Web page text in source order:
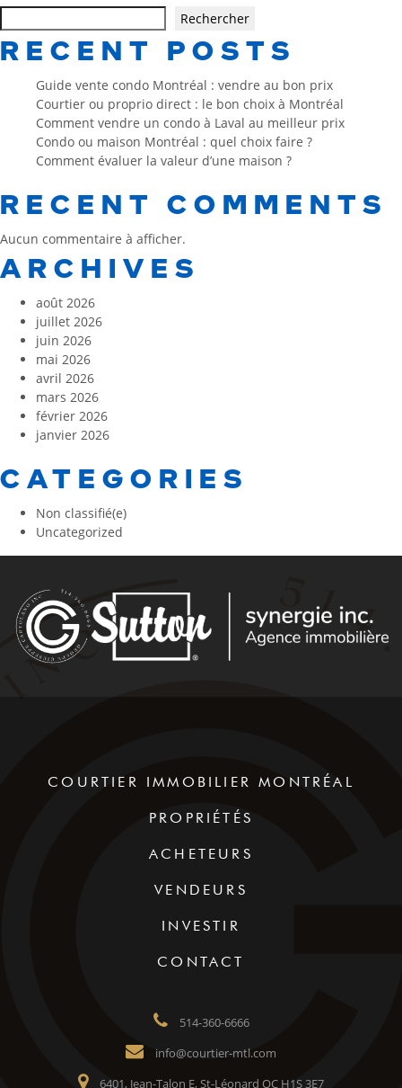
Rechercher
RECENT POSTS
Guide vente condo Montréal : vendre au bon prix
Courtier ou proprio direct : le bon choix à Montréal
Comment vendre un condo à Laval au meilleur prix
Condo ou maison Montréal : quel choix faire ?
Comment évaluer la valeur d’une maison ?
RECENT COMMENTS
Aucun commentaire à afficher.
ARCHIVES
août 2026
juillet 2026
juin 2026
mai 2026
avril 2026
mars 2026
février 2026
janvier 2026
CATEGORIES
Non classifié(e)
Uncategorized
COURTIER IMMOBILIER MONTRÉAL
PROPRIÉTÉS
ACHETEURS
VENDEURS
INVESTIR
CONTACT
514-360-6666
info@courtier-mtl.com
6401, Jean-Talon E, St-Léonard QC H1S 3E7